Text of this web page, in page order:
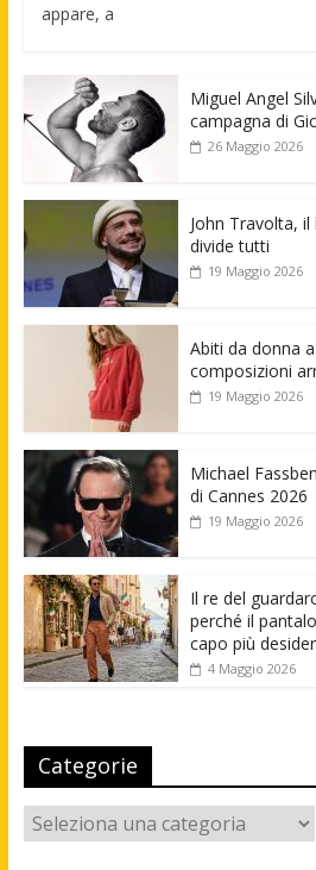
appare, a
Miguel Angel
campagna di
26 Maggio 2026
John Travolta,
divide tutti
19 Maggio 2026
Abiti da donna
composizioni
19 Maggio 2026
Michael
di Cannes 2026
19 Maggio 2026
Il re del
perché il
capo più
4 Maggio 2026
Categorie
Categorie